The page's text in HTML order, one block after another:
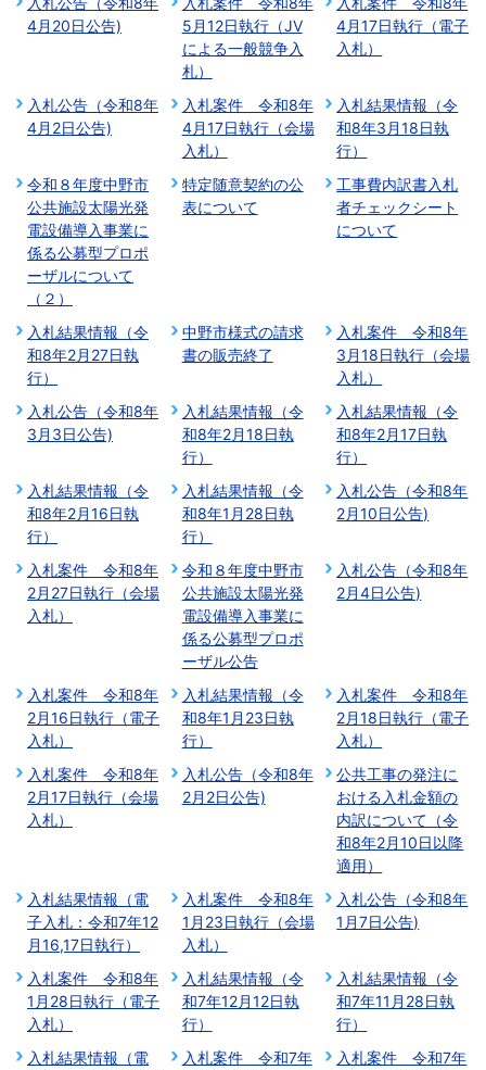
4月20日公告)
5月12日執行（JV
による一般競争入
札）
4月17日執行（電子
入札）
入札公告（令和8年
4月2日公告)
入札案件 令和8年
4月17日執行（会場
入札）
入札結果情報（令
和8年3月18日執
行）
令和８年度中野市
公共施設太陽光発
電設備導入事業に
係る公募型プロポ
ーザルについて
（２）
特定随意契約の公
表について
工事費内訳書入札
者チェックシート
について
入札結果情報（令
和8年2月27日執
行）
中野市様式の請求
書の販売終了
入札案件 令和8年
3月18日執行（会場
入札）
入札公告（令和8年
3月3日公告)
入札結果情報（令
和8年2月18日執
行）
入札結果情報（令
和8年2月17日執
行）
入札結果情報（令
和8年2月16日執
行）
入札結果情報（令
和8年1月28日執
行）
入札公告（令和8年
2月10日公告)
入札案件 令和8年
2月27日執行（会場
入札）
令和８年度中野市
公共施設太陽光発
電設備導入事業に
係る公募型プロポ
ーザル公告
入札公告（令和8年
2月4日公告)
入札案件 令和8年
2月16日執行（電子
入札）
入札結果情報（令
和8年1月23日執
行）
入札案件 令和8年
2月18日執行（電子
入札）
入札案件 令和8年
2月17日執行（会場
入札）
入札公告（令和8年
2月2日公告)
公共工事の発注に
おける入札金額の
内訳について（令
和8年2月10日以降
適用）
入札結果情報（電
子入札：令和7年12
月16,17日執行）
入札案件 令和8年
1月23日執行（会場
入札）
入札公告（令和8年
1月7日公告)
入札案件 令和8年
1月28日執行（電子
入札）
入札結果情報（令
和7年12月12日執
行）
入札結果情報（令
和7年11月28日執
行）
入札結果情報（電
入札案件 令和7年
入札案件 令和7年